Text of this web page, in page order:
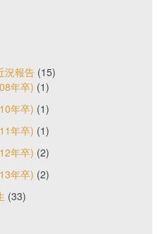
況報告 (15)
年卒) (1)
年卒) (1)
年卒) (1)
年卒) (2)
年卒) (2)
(33)